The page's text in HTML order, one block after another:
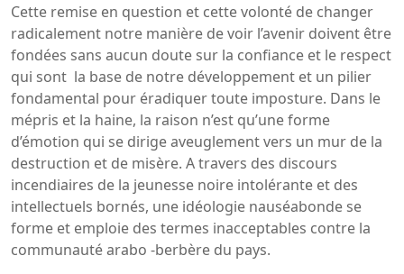
Cette remise en question et cette volonté de changer
radicalement notre manière de voir l’avenir doivent être
fondées sans aucun doute sur la confiance et le respect
qui sont la base de notre développement et un pilier
fondamental pour éradiquer toute imposture. Dans le
mépris et la haine, la raison n’est qu’une forme
d’émotion qui se dirige aveuglement vers un mur de la
destruction et de misère. A travers des discours
incendiaires de la jeunesse noire intolérante et des
intellectuels bornés, une idéologie nauséabonde se
forme et emploie des termes inacceptables contre la
communauté arabo -berbère du pays.